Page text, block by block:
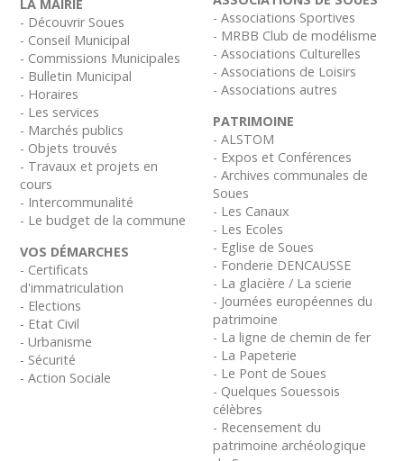
LA MAIRIE
- Découvrir Soues
- Conseil Municipal
- Commissions Municipales
- Bulletin Municipal
- Horaires
- Les services
- Marchés publics
- Objets trouvés
- Travaux et projets en
cours
- Intercommunalité
- Le budget de la commune
VOS DÉMARCHES
- Certificats
d'immatriculation
- Elections
- Etat Civil
- Urbanisme
- Sécurité
- Action Sociale
- Associations Sportives
- MRBB Club de modélisme
- Associations Culturelles
- Associations de Loisirs
- Associations autres
PATRIMOINE
- ALSTOM
- Expos et Conférences
- Archives communales de
Soues
- Les Canaux
- Les Ecoles
- Eglise de Soues
- Fonderie DENCAUSSE
- La glacière / La scierie
- Journées européennes du
patrimoine
- La ligne de chemin de fer
- La Papeterie
- Le Pont de Soues
- Quelques Souessois
célèbres
- Recensement du
patrimoine archéologique